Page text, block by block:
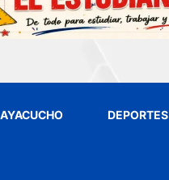
AYACUCHO DEPORTES